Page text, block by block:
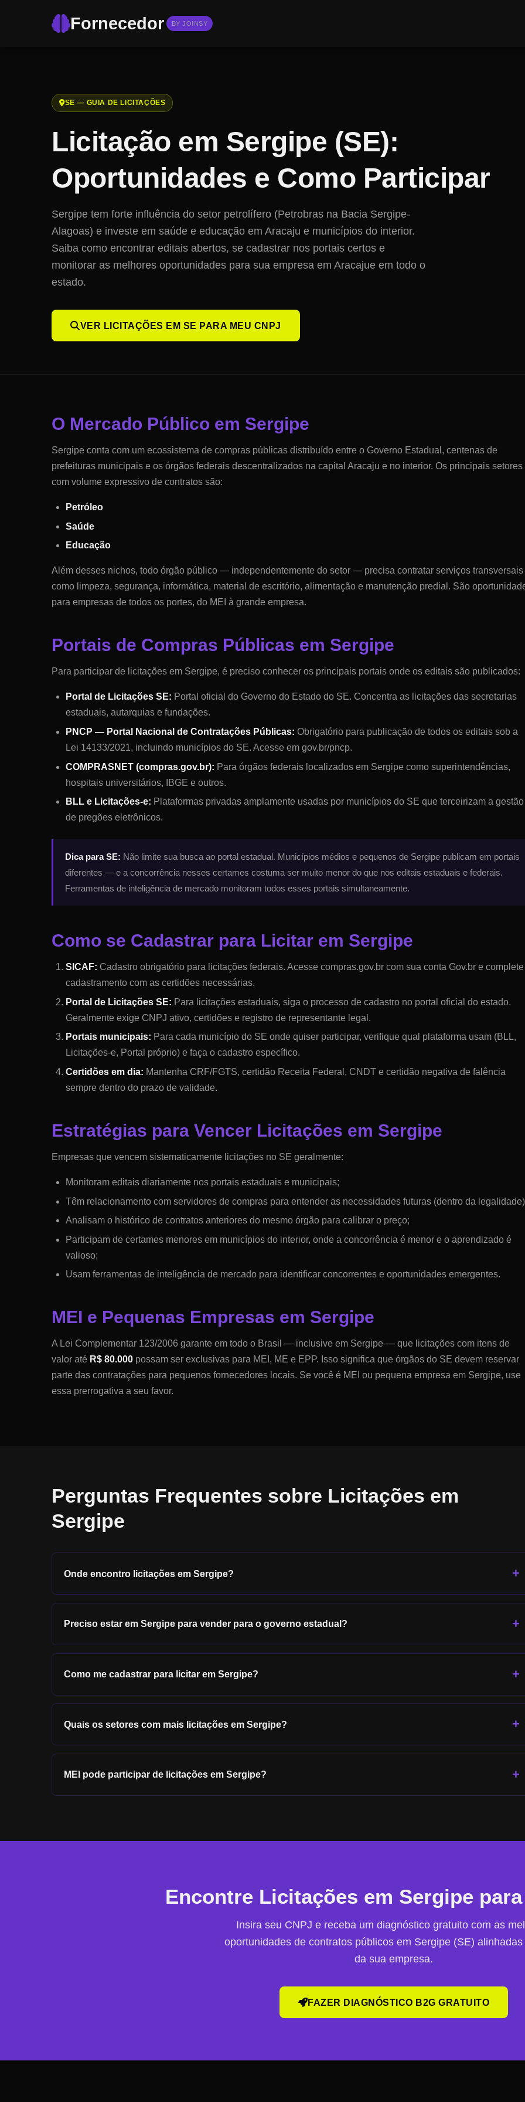
Fornecedor BY JOINSY
SE — GUIA DE LICITAÇÕES
Licitação em Sergipe (SE):
Oportunidades e Como Participar
Sergipe tem forte influência do setor petrolífero (Petrobras na Bacia Sergipe-
Alagoas) e investe em saúde e educação em Aracaju e municípios do interior.
Saiba como encontrar editais abertos, se cadastrar nos portais certos e
monitorar as melhores oportunidades para sua empresa em Aracajue em todo o
estado.
VER LICITAÇÕES EM SE PARA MEU CNPJ
O Mercado Público em Sergipe
Sergipe conta com um ecossistema de compras públicas distribuído entre o Governo Estadual, centenas de
prefeituras municipais e os órgãos federais descentralizados na capital Aracaju e no interior. Os principais setores
com volume expressivo de contratos são:
Petróleo
Saúde
Educação
Além desses nichos, todo órgão público — independentemente do setor — precisa contratar serviços transversais
como limpeza, segurança, informática, material de escritório, alimentação e manutenção predial. São
para empresas de todos os portes, do MEI à grande empresa.
Portais de Compras Públicas em Sergipe
Para participar de licitações em Sergipe, é preciso conhecer os principais portais onde os editais são publicados:
Portal de Licitações SE: Portal oficial do Governo do Estado do SE. Concentra as licitações das secretarias
estaduais, autarquias e fundações.
PNCP — Portal Nacional de Contratações Públicas: Obrigatório para publicação de todos os editais sob a
Lei 14133/2021, incluindo municípios do SE. Acesse em gov.br/pncp.
COMPRASNET (compras.gov.br): Para órgãos federais localizados em Sergipe como superintendências,
hospitais universitários, IBGE e outros.
BLL e Licitações-e: Plataformas privadas amplamente usadas por municípios do SE que terceirizam a gestão
de pregões eletrônicos.
Dica paraSE: Não limite sua busca ao portal estadual. Municípios médios e pequenos de Sergipe publicam em portais
diferentes — e a concorrência nesses certames costuma ser muito menor do que nos editais estaduais e federais.
Ferramentas de inteligência de mercado monitoram todos esses portais simultaneamente.
Como se Cadastrar para Licitar em Sergipe
SICAF: Cadastro obrigatório para licitações federais. Acesse compras.gov.br com sua conta Gov.br e
cadastramento com as certidões necessárias.
Portal de Licitações SE: Para licitações estaduais, siga o processo de cadastro no portal oficial do estado.
Geralmente exige CNPJ ativo, certidões e registro de representante legal.
Portais municipais: Para cada município do SE onde quiser participar, verifique qual plataforma usam (BLL,
Licitações-e, Portal próprio) e faça o cadastro específico.
Certidões em dia: Mantenha CRF/FGTS, certidão Receita Federal, CNDT e certidão negativa de falência
sempre dentro do prazo de validade.
Estratégias para Vencer Licitações em Sergipe
Empresas que vencem sistematicamente licitações no SE geralmente:
Monitoram editais diariamente nos portais estaduais e municipais;
Têm relacionamento com servidores de compras para entender as necessidades futuras (dentro da
Analisam o histórico de contratos anteriores do mesmo órgão para calibrar o preço;
Participam de certames menores em municípios do interior, onde a concorrência é menor e o aprendizado é
valioso;
Usam ferramentas de inteligência de mercado para identificar concorrentes e oportunidades emergentes.
MEI e Pequenas Empresas em Sergipe
A Lei Complementar 123/2006 garante em todo o Brasil — inclusive em Sergipe — que licitações com itens de
valor até R$ 80.000 possam ser exclusivas para MEI, ME e EPP. Isso significa que órgãos do SE devem reservar
parte das contratações para pequenos fornecedores locais. Se você é MEI ou pequena empresa em Sergipe, use
essa prerrogativa a seu favor.
Perguntas Frequentes sobre Licitações em
Sergipe
Onde encontro licitações em Sergipe?
Preciso estar em Sergipe para vender para o governo estadual?
Como me cadastrar para licitar em Sergipe?
Quais os setores com mais licitações em Sergipe?
MEI pode participar de licitações em Sergipe?
Encontre Licitações em Sergipe
Insira seu CNPJ e receba um diagnóstico gratuito com as
oportunidades de contratos públicos em Sergipe (SE)
da sua empresa.
FAZER DIAGNÓSTICO B2G GRATUITO